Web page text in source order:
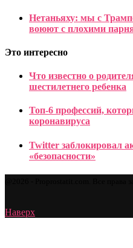
Нетаньяху: мы с
воюют с плохими
Это интересно
Что известно о
шестилетнего ребенка
Топ-6 профессий,
коронавируса
Twitter заблокировал
«безопасности»
Наверх